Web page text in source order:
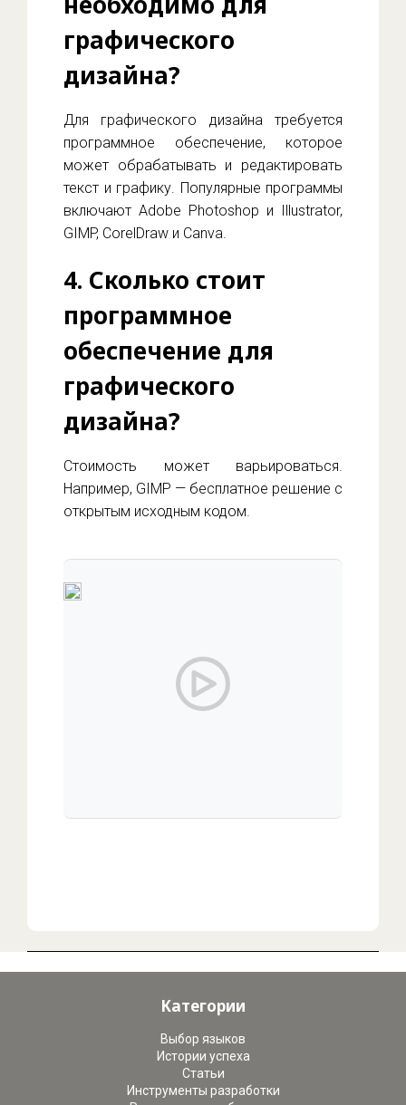
графического
дизайна?
Для графического дизайна требуется
программное обеспечение, которое
может обрабатывать и редактировать
текст и графику. Популярные программы
включают Adobe Photoshop и Illustrator,
GIMP, CorelDraw и Canva.
4. Сколько стоит
программное
обеспечение для
графического
дизайна?
Стоимость может варьироваться.
Например, GIMP — бесплатное решение с
открытым исходным кодом.
Категории
Выбор языков
Истории успеха
Статьи
Инструменты разработки